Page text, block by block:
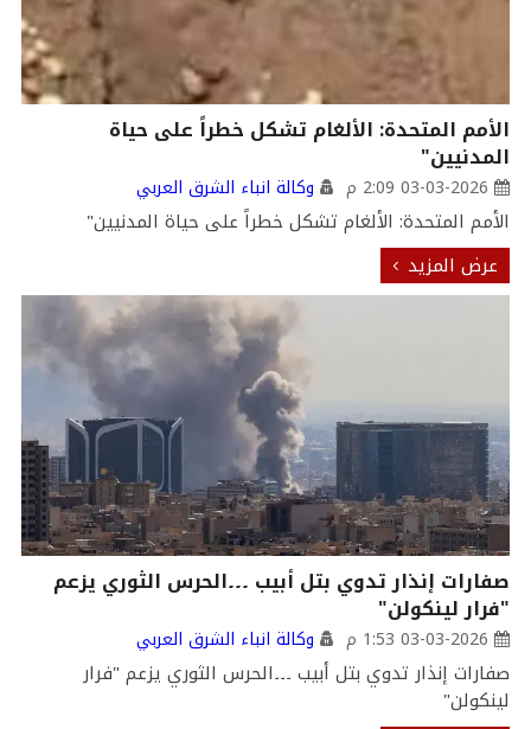
الأمم المتحدة: الألغام تشكل خطراً على حياة
المدنيين"
03-03-2026 2:09 م وكالة انباء الشرق العربي
الأمم المتحدة: الألغام تشكل خطراً على حياة المدنيين"
عرض المزيد
صفارات إنذار تدوي بتل أبيب ۔۔۔الحرس الثوري يزعم
"فرار لينكولن"
03-03-2026 1:53 م وكالة انباء الشرق العربي
صفارات إنذار تدوي بتل أبيب ۔۔۔الحرس الثوري يزعم "فرار
لينكولن"